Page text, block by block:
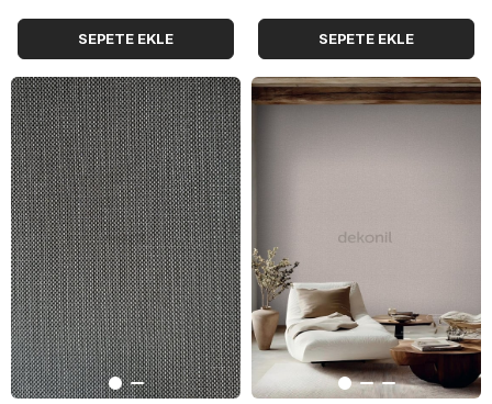
SEPETE EKLE SEPETE EKLE